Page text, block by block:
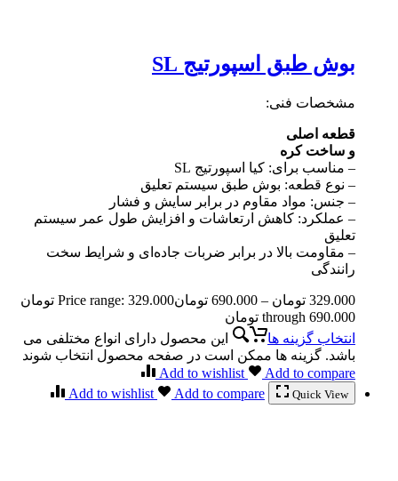
بوش طبق اسپورتیج SL
مشخصات فنی:
قطعه اصلی
و ساخت کره
– مناسب برای: کیا اسپورتیج SL
– نوع قطعه: بوش طبق سیستم تعلیق
– جنس: مواد مقاوم در برابر سایش و فشار
– عملکرد: کاهش ارتعاشات و افزایش طول عمر سیستم
تعلیق
– مقاومت بالا در برابر ضربات جاده‌ای و شرایط سخت
رانندگی
329.000 تومان –
690.000 تومان
Price range: 329.000 تومان
through 690.000 تومان
انتخاب گزینه ها
این محصول دارای انواع مختلفی می
باشد. گزینه ها ممکن است در صفحه محصول انتخاب شوند
Add to wishlist
Add to compare
Quick View
Add to wishlist Add to compare